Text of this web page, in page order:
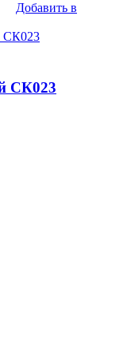
Добавить в
СК023